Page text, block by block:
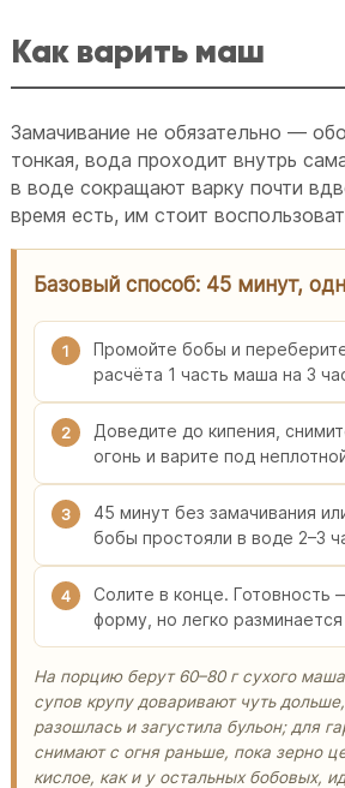
Как варить маш
Замачивание не обязательно —
тонкая, вода проходит внутрь
в воде сокращают варку почти
время есть, им стоит
Базовый способ: 45 минут,
1
Промойте бобы и
расчёта 1 часть маша на 3
2
Доведите до кипения,
огонь и варите под
3
45 минут без замачивания
бобы простояли в воде 2–3
4
Солите в конце. Готовность
форму, но легко разминается
На порцию берут 60–80 г сухого
супов крупу доваривают чуть
разошлась и загустила бульон; для
снимают с огня раньше, пока зерно
кислое, как и у остальных бобовых,